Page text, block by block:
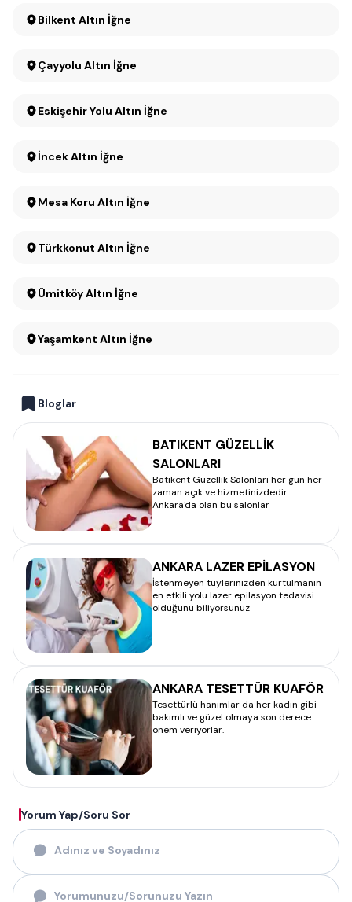
Bilkent Altın İğne
Çayyolu Altın İğne
Eskişehir Yolu Altın İğne
İncek Altın İğne
Mesa Koru Altın İğne
Türkkonut Altın İğne
Ümitköy Altın İğne
Yaşamkent Altın İğne
Bloglar
BATIKENT GÜZELLİK
SALONLARI
Batıkent Güzellik Salonları her gün her
zaman açık ve hizmetinizdedir.
Ankara'da olan bu salonlar
ANKARA LAZER EPİLASYON
İstenmeyen tüylerinizden kurtulmanın
en etkili yolu lazer epilasyon tedavisi
olduğunu biliyorsunuz
ANKARA TESETTÜR KUAFÖR
Tesettürlü hanımlar da her kadın gibi
bakımlı ve güzel olmaya son derece
önem veriyorlar.
Yorum Yap/Soru Sor